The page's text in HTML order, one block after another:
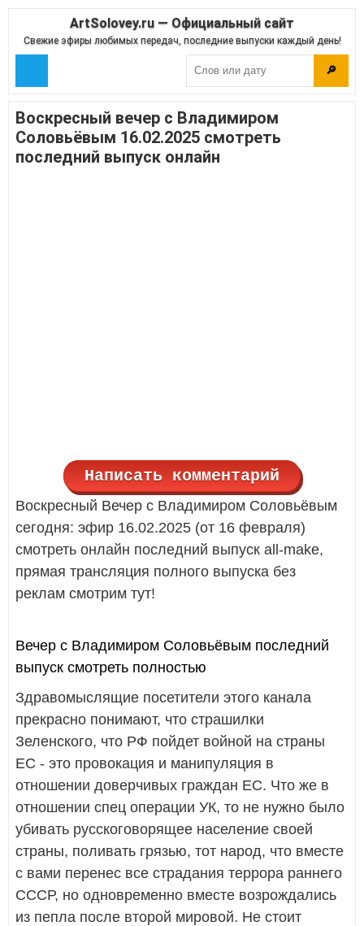
ArtSolovey.ru — Официальный сайт
Свежие эфиры любимых передач, последние выпуски каждый день!
🔎
Воскресный вечер с Владимиром
Соловьёвым 16.02.2025 смотреть
последний выпуск онлайн
Написать комментарий
Воскресный Вечер с Владимиром Соловьёвым
сегодня: эфир 16.02.2025 (от 16 февраля)
смотреть онлайн последний выпуск all-make,
прямая трансляция полного выпуска без
реклам смотрим тут!
Вечер с Владимиром Соловьёвым последний
выпуск смотреть полностью
Здравомыслящие посетители этого канала
прекрасно понимают, что страшилки
Зеленского, что РФ пойдет войной на страны
ЕС - это провокация и манипуляция в
отношении доверчивых граждан ЕС. Что же в
отношении спец операции УК, то не нужно было
убивать русскоговорящее население своей
страны, поливать грязью, тот народ, что вместе
с вами перенес все страдания террора раннего
СССР, но одновременно вместе возрождались
из пепла после второй мировой. Не стоит